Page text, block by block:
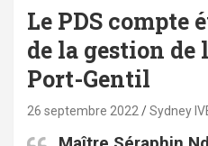
Le PDS compte
de la gestion de
Port-Gentil
26 septembre 2022 Sydney